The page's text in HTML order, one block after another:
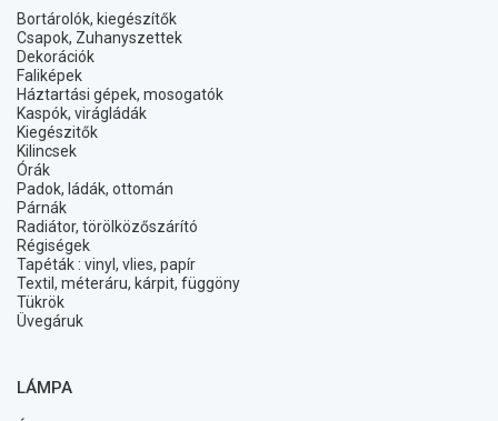
Bortárolók, kiegészítők
Csapok, Zuhanyszettek
Dekorációk
Faliképek
Háztartási gépek, mosogatók
Kaspók, virágládák
Kiegészitők
Kilincsek
Órák
Padok, ládák, ottomán
Párnák
Radiátor, törölközőszárító
Régiségek
Tapéták : vinyl, vlies, papír
Textil, méteráru, kárpit, függöny
Tükrök
Üvegáruk
LÁMPA